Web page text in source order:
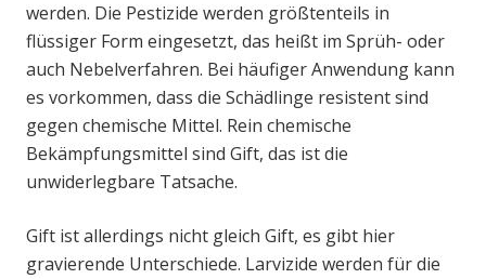
werden. Die Pestizide werden größtenteils in
flüssiger Form eingesetzt, das heißt im Sprüh- oder
auch Nebelverfahren. Bei häufiger Anwendung kann
es vorkommen, dass die Schädlinge resistent sind
gegen chemische Mittel. Rein chemische
Bekämpfungsmittel sind Gift, das ist die
unwiderlegbare Tatsache.
Gift ist allerdings nicht gleich Gift, es gibt hier
gravierende Unterschiede. Larvizide werden für die